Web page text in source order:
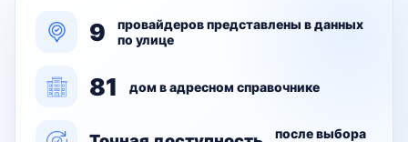
9
провайдеров представлены в данных
по улице
81 дом в адресном справочнике
после выбора